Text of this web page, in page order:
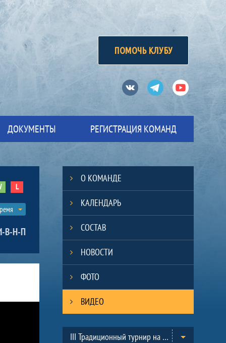
ПОМОЧЬ КЛУБУ
ВконтактеТелеграмЮтуб
ДОКУМЕНТЫ РЕГИСТРАЦИЯ КОМАНД
L
В-Н-П
О КОМАНДЕ
КАЛЕНДАРЬ
СОСТАВ
НОВОСТИ
ФОТО
ВИДЕО
Таблицы турнира III Традиционный турнир на призы Всероссийского Клуба юных хоккеистов «Золотая шайба» им. А.В. Тарасова в г.Черноголовка. (2013-2014)